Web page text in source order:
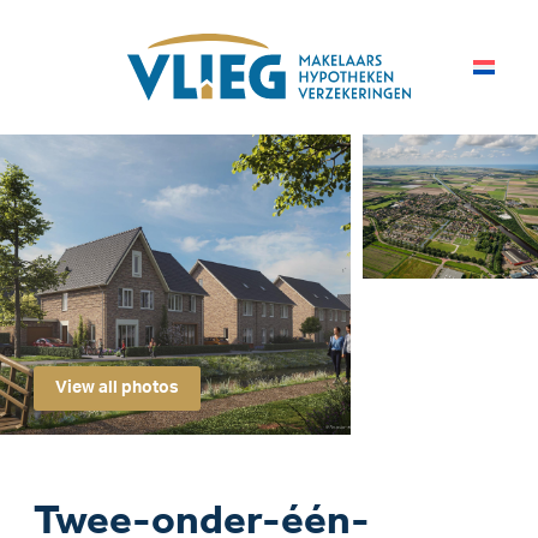
View all photos
Twee-onder-één-